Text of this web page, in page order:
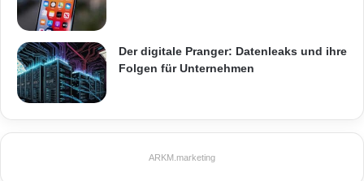
Der digitale Pranger: Datenleaks und ihre
Folgen für Unternehmen
ARKM.marketing